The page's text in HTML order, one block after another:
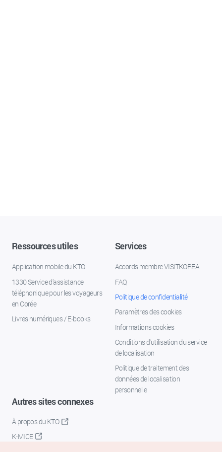
Ressources utiles
Application mobile du KTO
1330 Service d'assistance
téléphonique pour les voyageurs
en Corée
Livres numériques / E-books
Services
Accords membre VISITKOREA
FAQ
Politique de confidentialité
Paramètres des cookies
Informations cookies
Conditions d’utilisation du service
de localisation
Politique de traitement des
données de localisation
personnelle
Autres sites connexes
À propos du KTO
K-MICE